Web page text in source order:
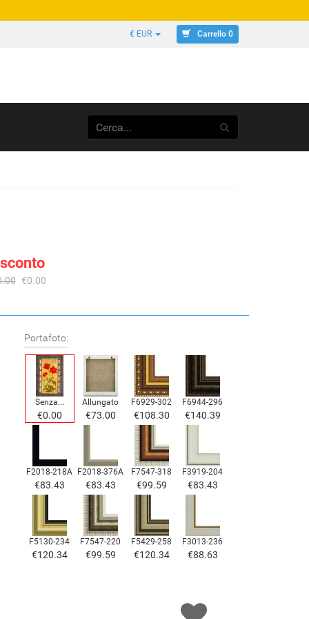
€ EUR Carrello 0
€0.00
Portafoto:
Senza...
€0.00
Allungato
€73.00
F6929-302
€108.30
F6944-296
€140.39
F2018-218A
€83.43
F2018-376A
€83.43
F7547-318
€99.59
F3919-204
€83.43
F5130-234
€120.34
F7547-220
€99.59
F5429-258
€120.34
F3013-236
€88.63
F7034-298